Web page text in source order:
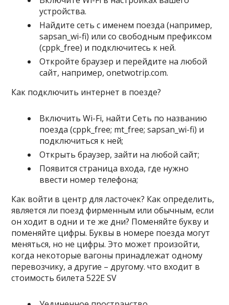
устройства.
Найдите сеть с именем поезда (например,
sapsan_wi-fi) или со свободным префиксом
(cppk_free) и подключитесь к ней.
Откройте браузер и перейдите на любой
сайт, например, onetwotrip.com.
Как подключить интернет в поезде?
Включить Wi-Fi, найти Сеть по названию
поезда (cppk_free; mt_free; sapsan_wi-fi) и
подключиться к ней;
Открыть браузер, зайти на любой сайт;
Появится страница входа, где нужно
ввести номер телефона;
Как войти в центр для ласточек? Как определить,
является ли поезд фирменным или обычным, если
он ходит в одни и те же дни? Поменяйте букву и
поменяйте цифры. Буквы в номере поезда могут
меняться, но не цифры. Это может произойти,
когда некоторые вагоны принадлежат одному
перевозчику, а другие – другому. что входит в
стоимость билета 522E SV